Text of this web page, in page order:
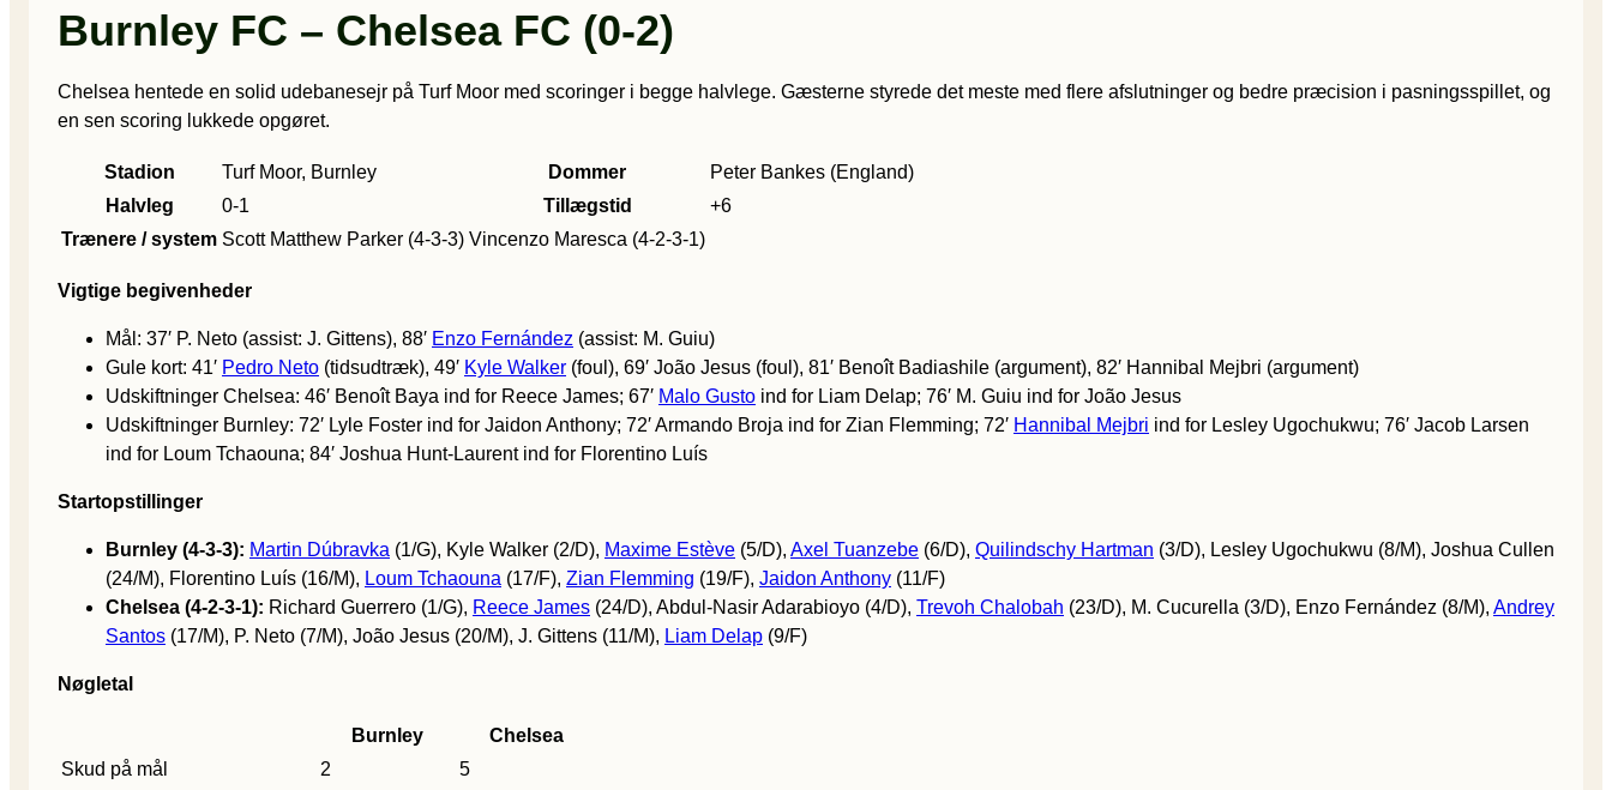
Burnley FC – Chelsea FC (0-2)
Chelsea hentede en solid udebanesejr på Turf Moor med scoringer i begge halvlege. Gæsterne styrede det meste med flere afslutninger og bedre præcision i pasningsspillet, og
en sen scoring lukkede opgøret.
Stadion Turf Moor, Burnley Dommer
Peter Bankes (England)
Halvleg
0-1 Tillægstid
+6
Trænere / system Scott Matthew Parker (4-3-3) Vincenzo Maresca (4-2-3-1)
Vigtige begivenheder
Mål: 37′ P. Neto (assist: J. Gittens), 88′ Enzo Fernández (assist: M. Guiu)
Gule kort: 41′ Pedro Neto (tidsudtræk), 49′ Kyle Walker (foul), 69′ João Jesus (foul), 81′ Benoît Badiashile (argument), 82′ Hannibal Mejbri (argument)
Udskiftninger Chelsea: 46′ Benoît Baya ind for Reece James; 67′ Malo Gusto ind for Liam Delap; 76′ M. Guiu ind for João Jesus
Udskiftninger Burnley: 72′ Lyle Foster ind for Jaidon Anthony; 72′ Armando Broja ind for Zian Flemming; 72′ Hannibal Mejbri ind for Lesley Ugochukwu; 76′ Jacob Larsen
ind for Loum Tchaouna; 84′ Joshua Hunt-Laurent ind for Florentino Luís
Startopstillinger
Burnley (4-3-3): Martin Dúbravka (1/G), Kyle Walker (2/D), Maxime Estève (5/D), Axel Tuanzebe (6/D), Quilindschy Hartman (3/D), Lesley Ugochukwu (8/M), Joshua Cullen
(24/M), Florentino Luís (16/M), Loum Tchaouna (17/F), Zian Flemming (19/F), Jaidon Anthony (11/F)
Chelsea (4-2-3-1): Richard Guerrero (1/G), Reece James (24/D), Abdul-Nasir Adarabioyo (4/D), Trevoh Chalobah (23/D), M. Cucurella (3/D), Enzo Fernández (8/M), Andrey
Santos (17/M), P. Neto (7/M), João Jesus (20/M), J. Gittens (11/M), Liam Delap (9/F)
Nøgletal
Burnley
Chelsea
Skud på mål
2
5